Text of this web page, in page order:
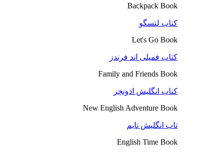
Backpack Book
کتاب لتسگو
Let's Go Book
کتاب فمیلی اند فرندز
Family and Friends Book
کتاب انگلیش ادونچر
New English Adventure Book
تاب انگلیش تایم
English Time Book